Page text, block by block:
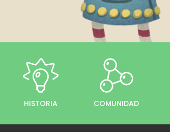
HISTORIA COMUNIDAD